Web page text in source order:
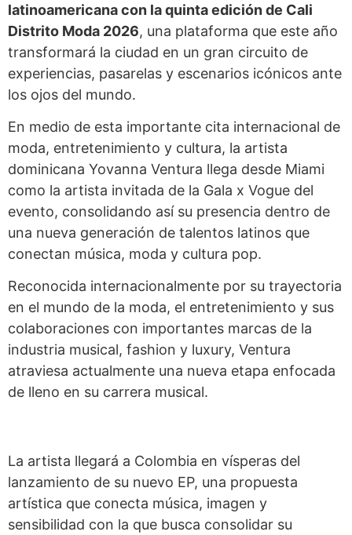
latinoamericana con la quinta edición de Cali
Distrito Moda 2026, una plataforma que este año
transformará la ciudad en un gran circuito de
experiencias, pasarelas y escenarios icónicos ante
los ojos del mundo.
En medio de esta importante cita internacional de
moda, entretenimiento y cultura, la artista
dominicana Yovanna Ventura llega desde Miami
como la artista invitada de la Gala x Vogue del
evento, consolidando así su presencia dentro de
una nueva generación de talentos latinos que
conectan música, moda y cultura pop.
Reconocida internacionalmente por su trayectoria
en el mundo de la moda, el entretenimiento y sus
colaboraciones con importantes marcas de la
industria musical, fashion y luxury, Ventura
atraviesa actualmente una nueva etapa enfocada
de lleno en su carrera musical.
La artista llegará a Colombia en vísperas del
lanzamiento de su nuevo EP, una propuesta
artística que conecta música, imagen y
sensibilidad con la que busca consolidar su